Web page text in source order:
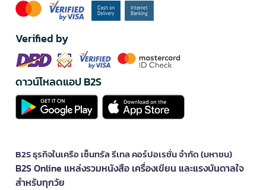
Verified by
ดาวน์โหลดแอป B2S
B2S ธุรกิจในเครือ เซ็นทรัล รีเทล คอร์ปอเรชั่น จำกัด (มหาชน)
B2S Online แหล่งรวมหนังสือ เครื่องเขียน และแรงบันดาลใจ
สำหรับทุกวัย